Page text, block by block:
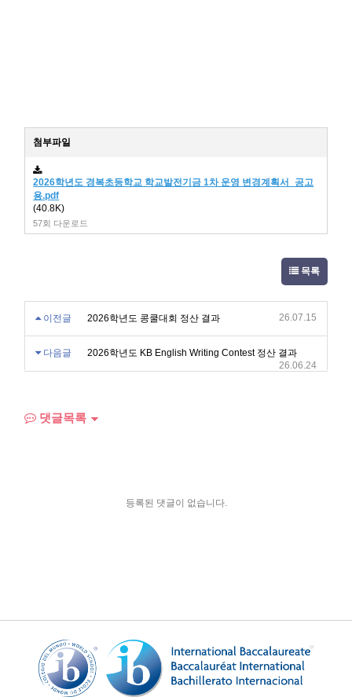
첨부파일
2026학년도 경복초등학교 학교발전기금 1차 운영 변경계획서_공고
용.pdf
(40.8K)
57회 다운로드
목록
이전글 2026학년도 콩쿨대회 정산 결과 26.07.15
다음글
2026학년도 KB English Writing Contest 정산 결과
26.06.24
댓글목록
등록된 댓글이 없습니다.